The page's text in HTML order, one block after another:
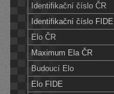
Identifikační číslo ČR
Identifikační číslo FIDE
Elo ČR
Maximum Ela ČR
Budoucí Elo
Elo FIDE